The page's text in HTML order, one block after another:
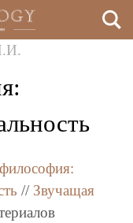
// Звучащая